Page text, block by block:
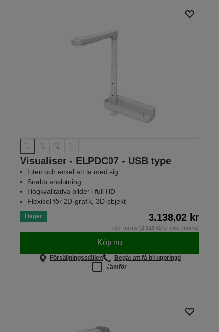
Visualiser - ELPDC07 - USB type
Liten och enkel att ta med sig
Snabb anslutning
Högkvalitativa bilder i full HD
Flexibel för 2D-grafik, 3D-objekt
I lager 3.138,02 kr
inkl. moms (2.510,42 kr exkl. moms)
Köp nu
Försäljningsställen
Begär att få bli uppringd
Jämför